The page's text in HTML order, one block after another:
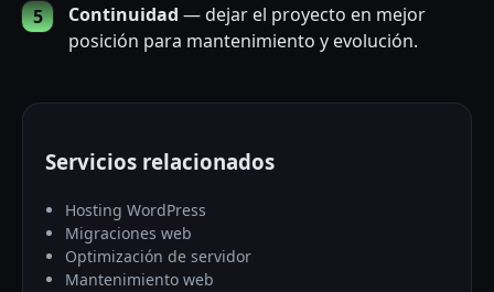
Continuidad — dejar el proyecto en mejor
posición para mantenimiento y evolución.
Servicios relacionados
Hosting WordPress
Migraciones web
Optimización de servidor
Mantenimiento web